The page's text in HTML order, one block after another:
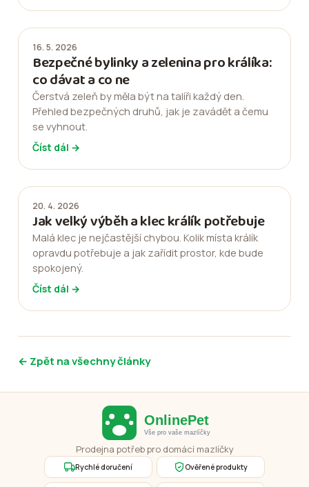
16. 5. 2026
Bezpečné bylinky a zelenina pro králíka:
co dávat a co ne
Čerstvá zeleň by měla být na talíři každý den.
Přehled bezpečných druhů, jak je zavádět a čemu
se vyhnout.
Číst dál →
20. 4. 2026
Jak velký výběh a klec králík potřebuje
Malá klec je nejčastější chybou. Kolik místa králík
opravdu potřebuje a jak zařídit prostor, kde bude
spokojený.
Číst dál →
← Zpět na všechny články
Prodejna potřeb pro domácí mazlíčky
Rychlé doručení Ověřené produkty